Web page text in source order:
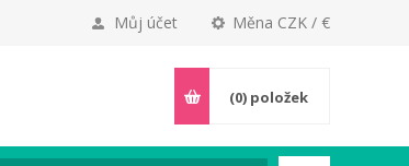
Měna CZK / €
Můj účet
(0) položek